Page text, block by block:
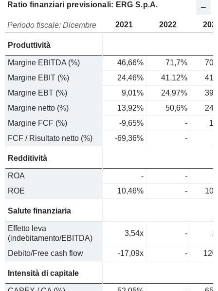
Ratio finanziari previsionali: ERG S.p.A.
Periodo fiscale: Dicembre 2021 2022
Produttività
Margine EBITDA (%) 46,66% 71,7%
Margine EBIT (%)
24,46% 41,12%
Margine EBT (%)
9,01% 24,97%
Margine netto (%)
13,92% 50,6%
Margine FCF (%)
-9,65% -
FCF / Risultato netto (%)
-69,36% -
Redditività
ROA -
-
ROE
10,46% -
Salute finanziaria
Effetto leva
(indebitamento/EBITDA)
3,54x -
Debito/Free cash flow -17,09x -
Intensità di capitale